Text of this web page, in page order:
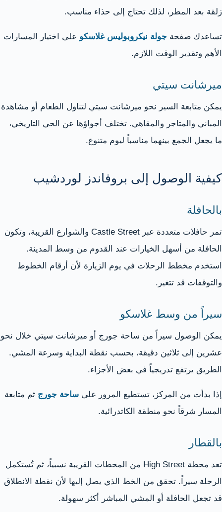
زلقة بعد المطر، لذلك تحتاج إلى حذاء مناسب.
تساعدك صفحة جولة نيكروبوليس غلاسكو على اختيار المسارات
الأهم وتقدير الوقت اللازم.
ميرشانت سيتي
يمكن متابعة السير نحو ميرشانت سيتي لتناول الطعام أو مشاهدة
المباني والمتاجر والمقاهي. تختلف أجواؤها عن الحي التاريخي،
ما يجعل الجمع بينهما مناسباً ليوم متنوع.
كيفية الوصول إلى بروفاندز لوردشيب
بالحافلة
تمر حافلات متعددة عبر Castle Street والشوارع القريبة، وتكون
الحافلة من أسهل الخيارات عند القدوم من وسط المدينة.
استخدم مخطط الرحلات في يوم الزيارة لأن أرقام الخطوط
والتوقفات قد تتغير.
سيراً من وسط غلاسكو
يمكن الوصول سيراً من ساحة جورج أو ميرشانت سيتي خلال نحو
عشرين إلى ثلاثين دقيقة، بحسب نقطة البداية وسرعة المشي.
الطريق يرتفع تدريجياً في بعض الأجزاء.
إذا بدأت من المركز، تستطيع المرور على ساحة جورج ثم متابعة
المسار شرقاً نحو منطقة الكاتدرائية.
بالقطار
تعد محطة High Street من المحطات القريبة نسبياً، ثم تُستكمل
الرحلة سيراً. تحقق من الخط الذي يصل إليها لأن نقطة الانطلاق
قد تجعل الحافلة أو المشي المباشر أكثر سهولة.